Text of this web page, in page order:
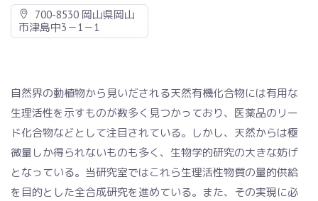
700-8530 岡山県岡山
市津島中3－1－1
自然界の動植物から見いだされる天然有機化合物には有用な
生理活性を示すものが数多く見つかっており、医薬品のリー
ド化合物などとして注目されている。しかし、天然からは極
微量しか得られないものも多く、生物学的研究の大きな妨げ
となっている。当研究室ではこれら生理活性物質の量的供給
を目的とした全合成研究を進めている。また、その実現に必